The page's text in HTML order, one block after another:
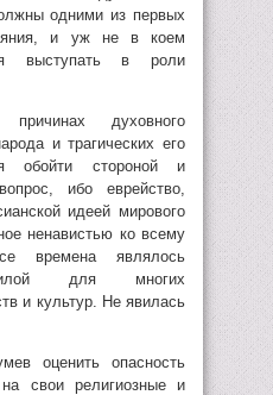
одними из первых
и уж не в коем
выступать в роли
духовного
и трагических его
обойти стороной и
ибо еврейство,
идеей мирового
ненавистью ко всему
времена являлось
для многих
и культур. Не явилась
оценить опасность
свои религиозные и